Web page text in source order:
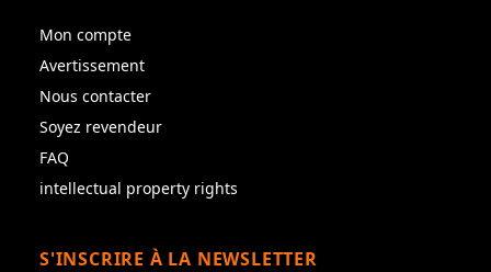
Mon compte
Avertissement
Nous contacter
Soyez revendeur
FAQ
intellectual property rights
S'INSCRIRE À LA NEWSLETTER